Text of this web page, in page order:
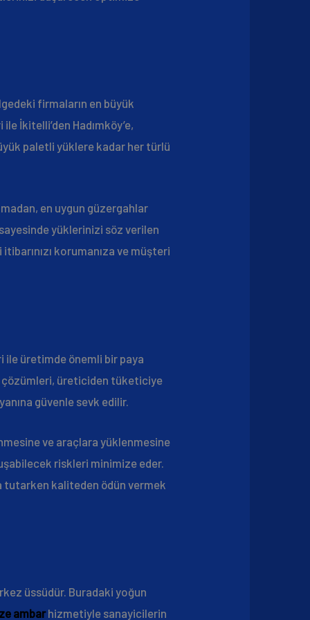
firmaların en büyük
İkitelli’den Hadımköy’e,
paletli yüklere kadar her türlü
en uygun güzergahlar
yüklerinizi söz verilen
korumanıza ve müşteri
ile üretimde önemli bir paya
çözümleri, üreticiden tüketiciye
güvenle sevk edilir.
ve araçlara yüklenmesine
riskleri minimize eder.
kaliteden ödün vermek
üssüdür. Buradaki yoğun
ambarhizmetiyle sanayicilerin